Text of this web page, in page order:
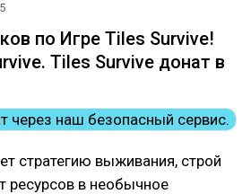
по Игре Tiles Survive!
Tiles Survive донат в
стратегию выживания, строй
в необычное